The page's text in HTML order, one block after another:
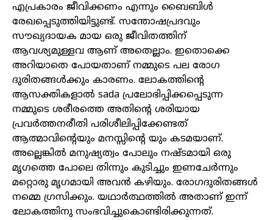
എപ്രകാരം ജീവിക്കണം എന്നും ബൈബിൾ
രേഖപ്പെടുത്തിയിട്ടുണ്ട്. സന്തോഷപ്രദവും
സൗഖ്യദായക മായ ഒരു ജീവിതത്തിന്
ആവശ്യമുള്ളവ ആണ് അതെല്ലാം. ഇതൊക്കെ
അറിയാതെ പോയതാണ് നമ്മുടെ പല രോഗ
ദുരിതങ്ങൾക്കും കാരണം. ലോകത്തിന്റെ
ആസക്തികളാൽ sada പ്രലോഭിപ്പിക്കപ്പെടുന്ന
നമ്മുടെ ശരീരത്തെ അതിന്റെ ശരിയായ
പ്രവർത്തനരീതി പരിശീലിപ്പിക്കേണ്ടത്
ആത്മാവിന്റെയും മനസ്സിന്റെ യും കടമയാണ്.
അല്ലെങ്കിൽ മനുഷ്യത്വം പോലും നഷ്ടമായി ഒരു
മൃഗത്തെ പോലെ തിന്നും കുടിച്ചും ഇണചേർന്നും
മറ്റൊരു മൃഗമായി അവൻ കഴിയും. രോഗദുരിതങ്ങൾ
നമ്മെ ഗ്രസിക്കും. യഥാർത്ഥത്തിൽ അതാണ് ഇന്ന്
ലോകത്തിനു സംഭവിച്ചുകൊണ്ടിരിക്കുന്നത്.